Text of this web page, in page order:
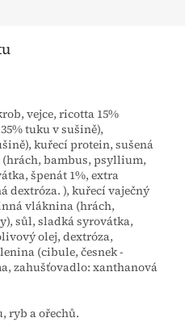
vejce, ricotta 15%
tuku v sušině),
kuřecí protein, sušená
bambus, psyllium,
špenát 1%, extra
dextróza. ), kuřecí vaječný
vláknina (hrách,
sůl, sladká syrovátka,
olej, dextróza,
(cibule, česnek -
zahušťovadlo: xanthanová
ryb a ořechů.